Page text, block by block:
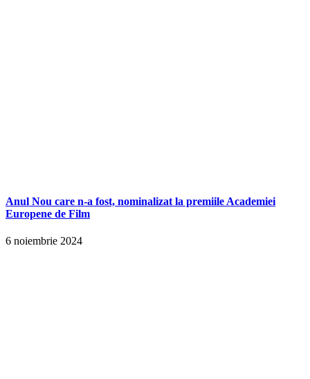
Anul Nou care n-a fost, nominalizat la premiile Academiei
Europene de Film
6 noiembrie 2024